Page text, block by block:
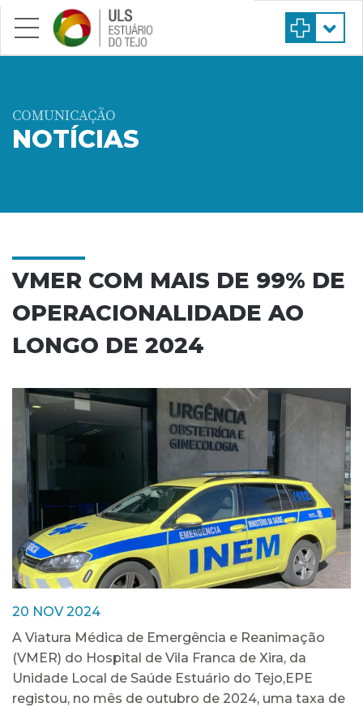
Saltar para conteúdo principal
COMUNICAÇÃO
NOTÍCIAS
VMER COM MAIS DE 99% DE
OPERACIONALIDADE AO
LONGO DE 2024
20 NOV 2024
A Viatura Médica de Emergência e Reanimação
(VMER) do Hospital de Vila Franca de Xira, da
Unidade Local de Saúde Estuário do Tejo,EPE
registou, no mês de outubro de 2024, uma taxa de